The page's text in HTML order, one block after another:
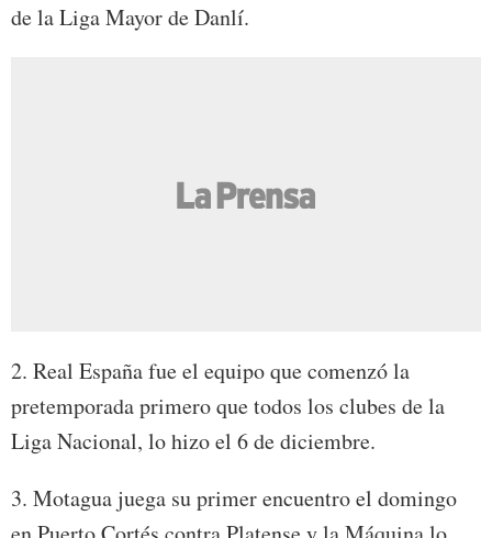
de la Liga Mayor de Danlí.
2. Real España fue el equipo que comenzó la
pretemporada primero que todos los clubes de la
Liga Nacional, lo hizo el 6 de diciembre.
3. Motagua juega su primer encuentro el domingo